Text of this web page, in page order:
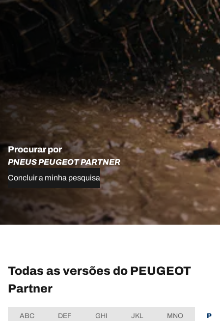
Procurar por
PNEUS PEUGEOT PARTNER
Concluir a minha pesquisa
Todas as versões do PEUGEOT
Partner
ABC DEF GHI JKL MNO